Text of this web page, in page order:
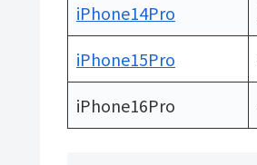
iPhone14Pro
iPhone15Pro
iPhone16Pro